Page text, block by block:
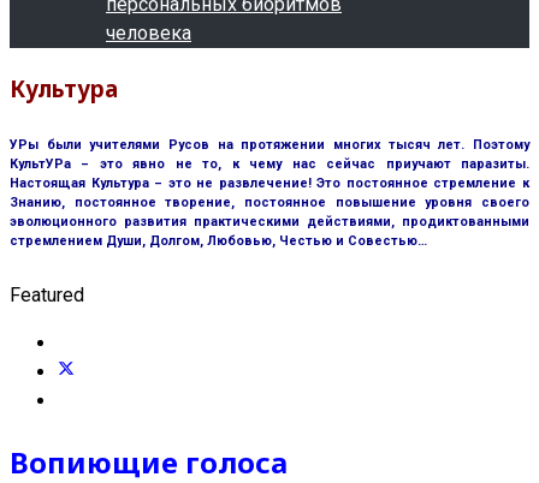
человека
Культура
УРы были учителями Русов на протяжении многих тысяч лет. Поэтому
КультУРа – это явно не то, к чему нас сейчас приучают паразиты.
Настоящая Культура – это не развлечение! Это постоянное стремление к
Знанию, постоянное творение, постоянное повышение уровня своего
эволюционного развития практическими действиями, продиктованными
стремлением Души, Долгом, Любовью, Честью и Совестью…
Featured
Вопиющие голоса